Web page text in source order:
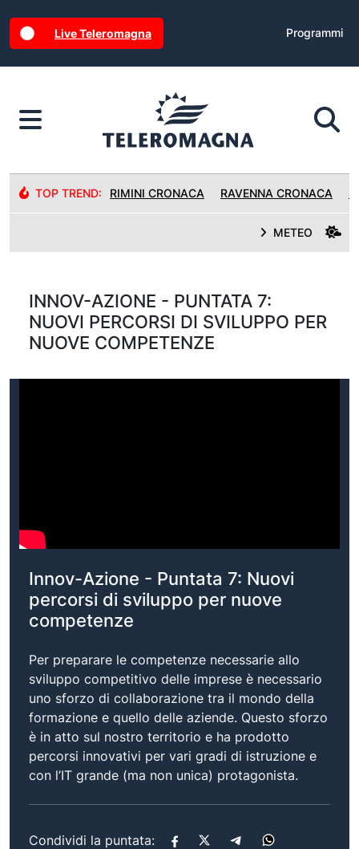
Live Teleromagna Programmi
TOP TREND: RIMINI CRONACA RAVENNA CRONACA
METEO
INNOV-AZIONE - PUNTATA 7:
NUOVI PERCORSI DI SVILUPPO PER
NUOVE COMPETENZE
Innov-Azione - Puntata 7: Nuovi
percorsi di sviluppo per nuove
competenze
Per preparare le competenze necessarie allo
sviluppo competitivo delle imprese è necessario
uno sforzo di collaborazione tra il mondo della
formazione e quello delle aziende. Questo sforzo
è in atto sul nostro territorio e ha prodotto
percorsi innovativi per vari gradi di istruzione e
con l’IT grande (ma non unica) protagonista.
Condividi la puntata: